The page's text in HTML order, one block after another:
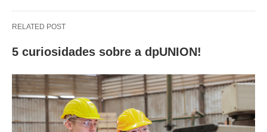
RELATED POST
5 curiosidades sobre a dpUNION!